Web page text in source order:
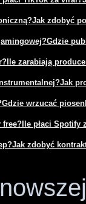
Jak zdobyć
Gdzie
Ile zarabiają
Jak
Gdzie wrzucać
free? Ile płaci Spotify
Jak zdobyć